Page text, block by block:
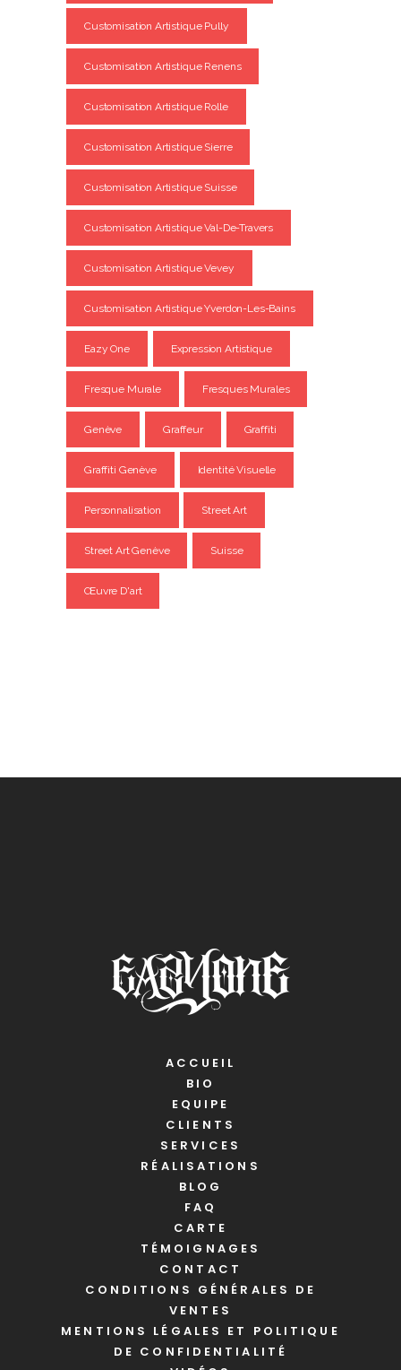
Customisation Artistique Pully
Customisation Artistique Renens
Customisation Artistique Rolle
Customisation Artistique Sierre
Customisation Artistique Suisse
Customisation Artistique Val-De-Travers
Customisation Artistique Vevey
Customisation Artistique Yverdon-Les-Bains
Eazy One Expression Artistique
Fresque Murale Fresques Murales
Genève Graffeur Graffiti
Graffiti Genève Identité Visuelle
Personnalisation Street Art
Street Art Genève Suisse
Œuvre D'art
ACCUEIL
BIO
EQUIPE
CLIENTS
SERVICES
RÉALISATIONS
BLOG
FAQ
CARTE
TÉMOIGNAGES
CONTACT
CONDITIONS GÉNÉRALES DE
VENTES
MENTIONS LÉGALES ET POLITIQUE
DE CONFIDENTIALITÉ